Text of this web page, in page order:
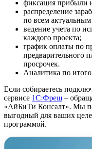
фиксация прибыли
распределение
по всем
ведение учета по
каждого проекта;
график оплаты по
предварительного
просрочек.
Аналитика по
Если собираетесь
сервисе 1С:Фреш –
«АйБиТи Консалт». Мы
выгодный для ваших
программой.